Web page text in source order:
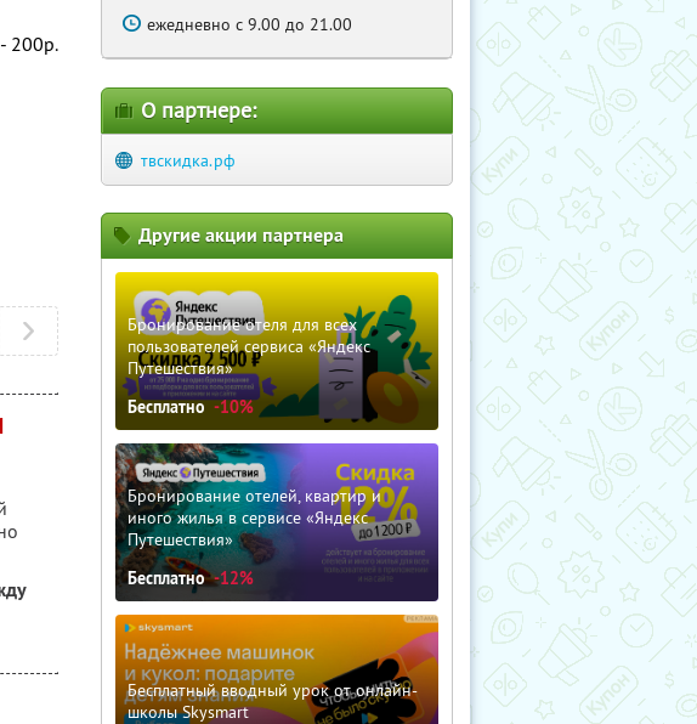
200р.
ежедневно с 9.00 до 21.00
О партнере:
твскидка.рф
Другие акции партнера
Бронирование отеля для всех
пользователей сервиса «Яндекс
Путешествия»
Бесплатно -10%
Бронирование отелей, квартир и
иного жилья в сервисе «Яндекс
Путешествия»
Бесплатно -12%
Бесплатный вводный урок от онлайн-
школы Skysmart